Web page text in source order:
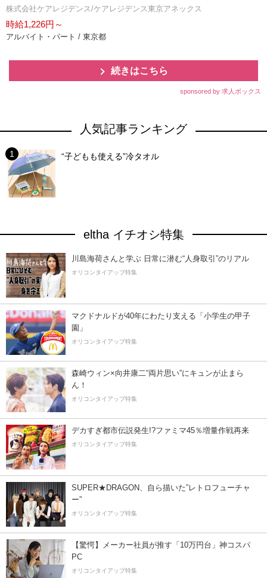
株式会社ケアレジデンス/ケアレジデンス東京アネックス
時給1,226円～
アルバイト・パート / 東京都
続きはこちら
sponsored by 求人ボックス
人気記事ランキング
“子どもも使える”冷タオル
eltha イチオシ特集
川島海荷さんと学ぶ 日常に潜む“人身取引”のリアル
オリコンタイアップ特集
マクドナルドが40年にわたり支える「小学生の甲子
園」
オリコンタイアップ特集
森崎ウィン×向井康二“両片思い”にキュンが止まら
ん！
オリコンタイアップ特集
デカすぎ都市伝説発生!?ファミマ45％増量作戦再来
オリコンタイアップ特集
SUPER★DRAGON、自ら描いた”レトロフューチャ
ー”
オリコンタイアップ特集
【驚愕】メーカー社員が推す「10万円台」神コスパ
PC
オリコンタイアップ特集